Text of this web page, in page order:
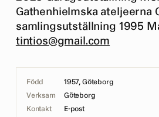
Gathenhielmska ateljeerna
samlingsutställning 1995
tintios@gmail.com
Född
1957, Göteborg
Verksam
Göteborg
Kontakt
E-post